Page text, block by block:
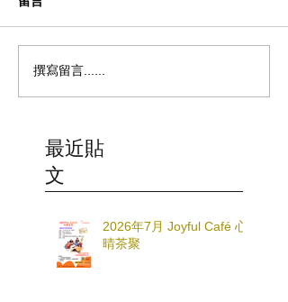
撰寫留言......
最近貼
文
2026年7月 Joyful Café 心
晴茶聚